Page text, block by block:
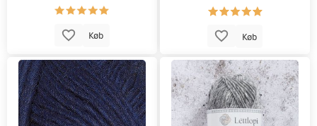
Køb Køb